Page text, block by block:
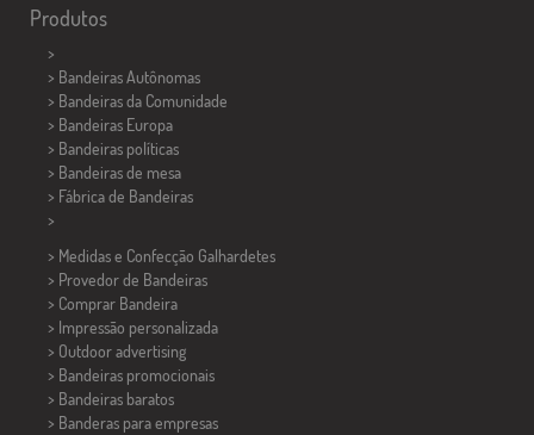
Produtos
>
> Bandeiras Autônomas
> Bandeiras da Comunidade
> Bandeiras Europa
> Bandeiras políticas
> Bandeiras de mesa
> Fábrica de Bandeiras
>
> Medidas e Confecção Galhardetes
> Provedor de Bandeiras
> Comprar Bandeira
> Impressão personalizada
> Outdoor advertising
> Bandeiras promocionais
> Bandeiras baratos
> Banderas para empresas